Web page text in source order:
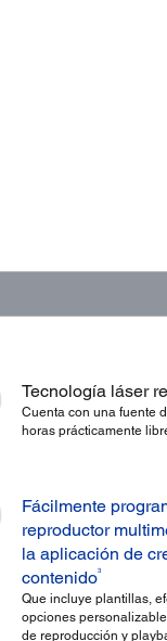
Tecnología láser
Cuenta con una fuente
horas prácticamente
Fácilmente
reproductor
la aplicación de
contenido3
Que incluye plantillas,
opciones
de reproducción y